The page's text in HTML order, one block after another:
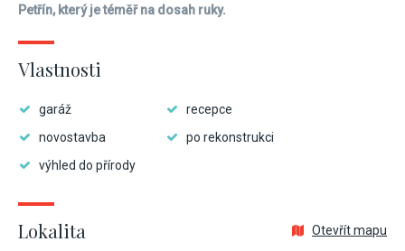
Petřín, který je téměř na dosah ruky.
Vlastnosti
garáž
recepce
novostavba
po rekonstrukci
výhled do přírody
Lokalita Otevřít mapu